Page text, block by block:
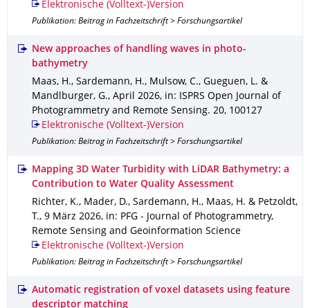
Elektronische (Volltext-)Version
Publikation: Beitrag in Fachzeitschrift > Forschungsartikel
New approaches of handling waves in photo-
bathymetry
Maas, H., Sardemann, H., Mulsow, C., Gueguen, L. &
Mandlburger, G., April 2026, in: ISPRS Open Journal of
Photogrammetry and Remote Sensing. 20, 100127
Elektronische (Volltext-)Version
Publikation: Beitrag in Fachzeitschrift > Forschungsartikel
Mapping 3D Water Turbidity with LiDAR Bathymetry: a
Contribution to Water Quality Assessment
Richter, K., Mader, D., Sardemann, H., Maas, H. & Petzoldt,
T., 9 März 2026, in: PFG - Journal of Photogrammetry,
Remote Sensing and Geoinformation Science
Elektronische (Volltext-)Version
Publikation: Beitrag in Fachzeitschrift > Forschungsartikel
Automatic registration of voxel datasets using feature
descriptor matching